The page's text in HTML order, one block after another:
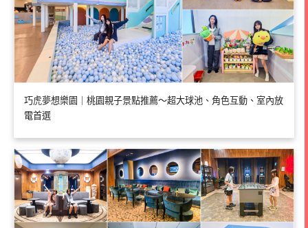
巧虎夢想樂園｜桃園親子景點推薦～超大球池、角色互動、室內放
電首選